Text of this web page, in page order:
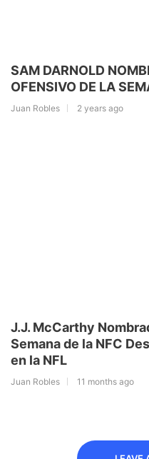
SAM DARNOLD
OFENSIVO DE LA
Juan Robles 2 years ago
J.J. McCarthy
Semana de la NFC
en la NFL
Juan Robles 11 months ago